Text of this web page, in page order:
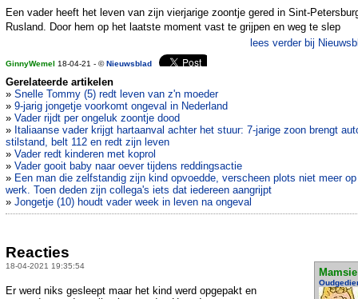
Een vader heeft het leven van zijn vierjarige zoontje gered in Sint-
Rusland. Door hem op het laatste moment vast te grijpen en weg te slep
lees verder bij
GinnyWemel 18-04-21 - ©Nieuwsblad
Gerelateerde artikelen
» Snelle Tommy (5) redt leven van z'n moeder
» 9-jarig jongetje voorkomt ongeval in Nederland
» Vader rijdt per ongeluk zoontje dood
» Italiaanse vader krijgt hartaanval achter het stuur: 7-jarige zoon brengt
stilstand, belt 112 en redt zijn leven
» Vader redt kinderen met koprol
» Vader gooit baby naar oever tijdens reddingsactie
» Een man die zelfstandig zijn kind opvoedde, verscheen plots niet meer
werk. Toen deden zijn collega's iets dat iedereen aangrijpt
» Jongetje (10) houdt vader week in leven na ongeval
Reacties
18-04-2021 19:35:54
Mamsie
Er werd niks gesleept maar het kind werd opgepakt en